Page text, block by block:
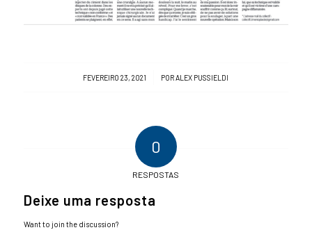
FEVEREIRO 23, 2021
/ PORALEX PUSSIELDI
0
RESPOSTAS
Deixe uma resposta
Want to join the discussion?